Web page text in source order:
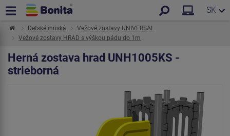
SK
Detské ihriská
Vežové zostavy UNIVERSAL
Vežové zostavy HRAD s výškou pádu do 1m
Herná zostava hrad UNH1005KS -
strieborná